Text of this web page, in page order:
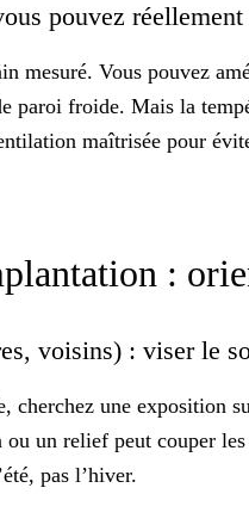
pouvez
mesuré. Vous pouvez
paroi froide. Mais la
maîtrisée pour
:
voisins) : viser le
cherchez une exposition
un relief peut couper
pas l’hiver.